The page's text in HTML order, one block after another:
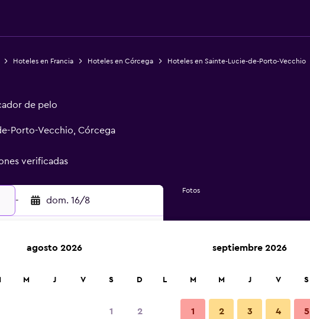
Hoteles en Francia Hoteles en Córcega Hoteles en Sainte-Lucie-de-Porto-Vecchio
de pelo
Porto-Vecchio, Córcega
verificadas
- dom. 16/8
Fotos
agosto 2026
M J V S D
1 2
septiembre 2026
L M M J V S
1 2 3 4 5